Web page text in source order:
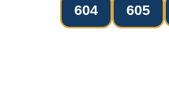
604 605